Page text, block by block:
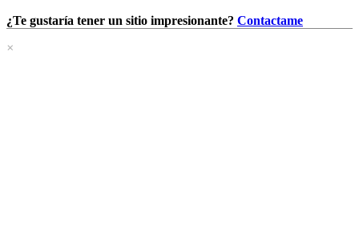
¿Te gustaría tener un sitio impresionante? Contactame
×